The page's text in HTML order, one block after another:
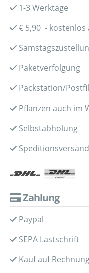
1-3 Werktage
€ 5,90 - kostenlos
Paketverfolgung
Packstation/
Pflanzen auch im
Selbstabholung
Speditionsversand
Zahlung
Paypal
SEPA Lastschrift
Kauf auf